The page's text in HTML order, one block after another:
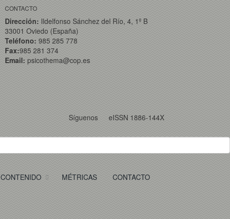
CONTACTO
Dirección: Ildelfonso Sánchez del Río, 4, 1º B
33001 Oviedo (España)
Teléfono: 985 285 778
Fax:985 281 374
Email: psicothema@cop.es
Síguenos eISSN 1886-144X
CONTENIDO MÉTRICAS CONTACTO